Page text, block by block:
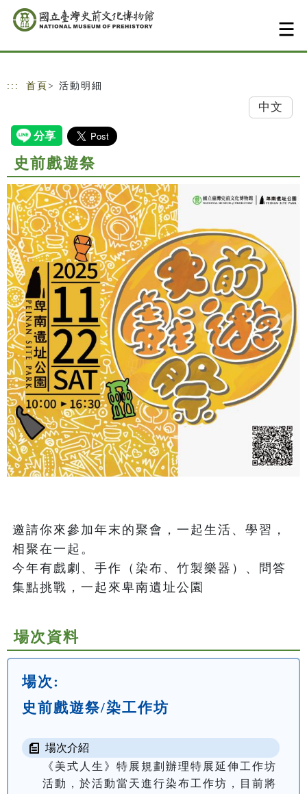
跳到主要內容
網站導覽
::: 首頁 > 活動明細
中文
史前戲遊祭
邀請你來參加年末的聚會，一起生活、學習，
相聚在一起。
今年有戲劇、手作（染布、竹製樂器）、問答
集點挑戰，一起來卑南遺址公園
場次資料
場次:
史前戲遊祭/染工作坊
場次介紹
《美式人生》特展規劃辦理特展延伸工作坊
活動，於活動當天進行染布工作坊，目前將